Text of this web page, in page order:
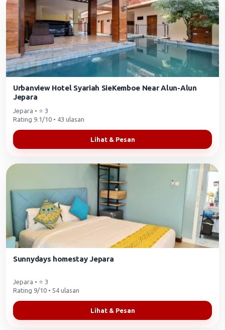
Urbanview Hotel Syariah SieKemboe Near Alun-Alun
Jepara
Jepara • ⭐ 3
Rating 9.1/10 • 43 ulasan
Lihat & Pesan
Sunnydays homestay Jepara
Jepara • ⭐ 3
Rating 9/10 • 54 ulasan
Lihat & Pesan